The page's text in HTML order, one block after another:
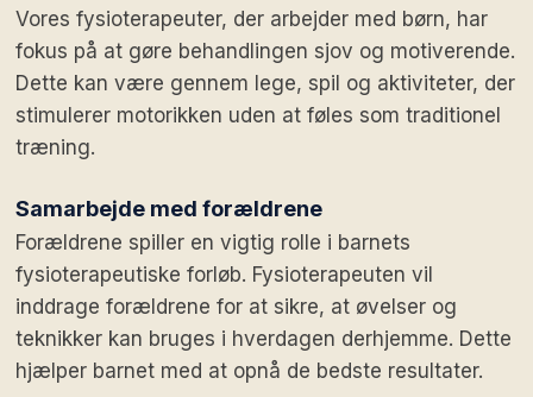
Vores fysioterapeuter, der arbejder med børn, har
fokus på at gøre behandlingen sjov og motiverende.
Dette kan være gennem lege, spil og aktiviteter, der
stimulerer motorikken uden at føles som traditionel
træning.
Samarbejde med forældrene
Forældrene spiller en vigtig rolle i barnets
fysioterapeutiske forløb. Fysioterapeuten vil
inddrage forældrene for at sikre, at øvelser og
teknikker kan bruges i hverdagen derhjemme. Dette
hjælper barnet med at opnå de bedste resultater.